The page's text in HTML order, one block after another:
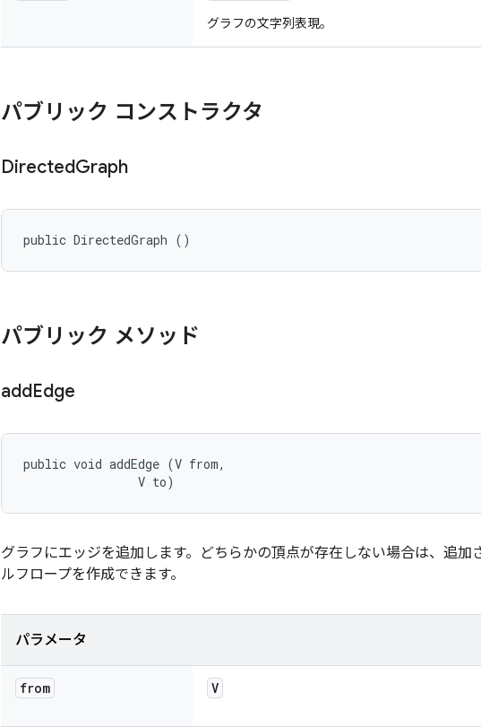
グラフの文字列表現。
パブリック コンストラクタ
DirectedGraph
public DirectedGraph ()
パブリック メソッド
addEdge
public void addEdge (V from,
                V to)
グラフにエッジを追加します。どちらかの頂点が存在しない場合は、追加
ルフロープを作成できます。
パラメータ
from V